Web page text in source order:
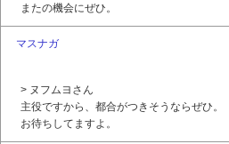
またの機会にぜひ。
マスナガ
> ヌフムヨさん
主役ですから、都合がつきそうならぜひ。
お待ちしてますよ。